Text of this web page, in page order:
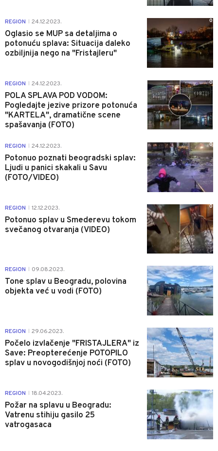
REGION 24.12.2023.
Oglasio se MUP sa detaljima o
potonuću splava: Situacija daleko
ozbiljnija nego na "Fristajleru"
0
REGION 24.12.2023.
POLA SPLAVA POD VODOM:
Pogledajte jezive prizore potonuća
"KARTELA", dramatične scene
spašavanja (FOTO)
0
REGION 24.12.2023.
Potonuo poznati beogradski splav:
Ljudi u panici skakali u Savu
(FOTO/VIDEO)
0
REGION 12.12.2023.
Potonuo splav u Smederevu tokom
svečanog otvaranja (VIDEO)
0
REGION 09.08.2023.
Tone splav u Beogradu, polovina
objekta već u vodi (FOTO)
0
REGION 29.06.2023.
Počelo izvlačenje "FRISTAJLERA" iz
Save: Preopterećenje POTOPILO
splav u novogodišnjoj noći (FOTO)
0
REGION 18.04.2023.
Požar na splavu u Beogradu:
Vatrenu stihiju gasilo 25
vatrogasaca
0